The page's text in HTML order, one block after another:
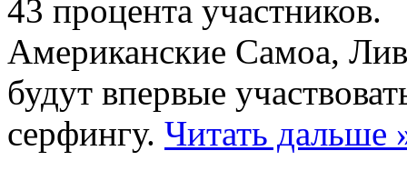
43 процента участников.
Американские Самоа,
будут впервые
серфингу. Читать дальше